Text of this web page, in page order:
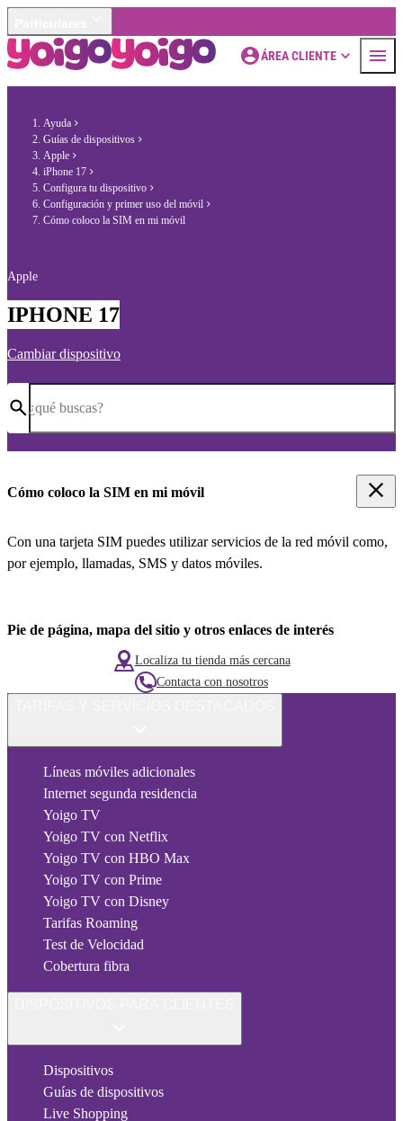
ÁREA CLIENTE
Ayuda
Guías de dispositivos
Apple
iPhone 17
Configura tu dispositivo
Configuración y primer uso del móvil
Cómo coloco la SIM en mi móvil
Apple
IPHONE 17
Cambiar dispositivo
¿qué buscas?
Cómo coloco la SIM en mi móvil
Con una tarjeta SIM puedes utilizar servicios de la red móvil como,
por ejemplo, llamadas, SMS y datos móviles.
Pie de página, mapa del sitio y otros enlaces de interés
Localiza tu tienda más cercana
Contacta con nosotros
Líneas móviles adicionales
Internet segunda residencia
Yoigo TV
Yoigo TV con Netflix
Yoigo TV con HBO Max
Yoigo TV con Prime
Yoigo TV con Disney
Tarifas Roaming
Test de Velocidad
Cobertura fibra
Dispositivos
Guías de dispositivos
Live Shopping